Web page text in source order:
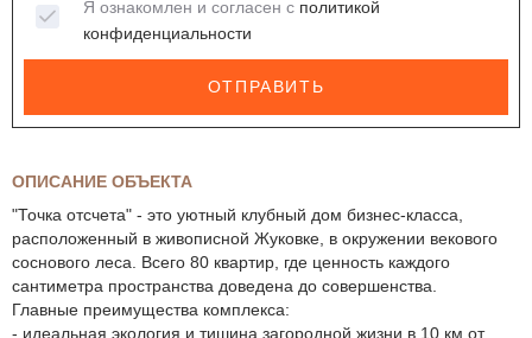
ОПИСАНИЕ ОБЪЕКТА
"Точка отсчета" - это уютный клубный дом бизнес-класса,
расположенный в живописной Жуковке, в окружении векового
соснового леса. Всего 80 квартир, где ценность каждого
сантиметра пространства доведена до совершенства.
Главные преимущества комплекса:
- идеальная экология и тишина загородной жизни в 10 км от
Я ознакомлен и согласен с политикой
конфиденциальности
ОТПРАВИТЬ